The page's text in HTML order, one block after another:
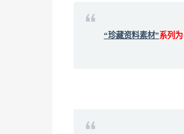
“珍藏资料素材”系列为